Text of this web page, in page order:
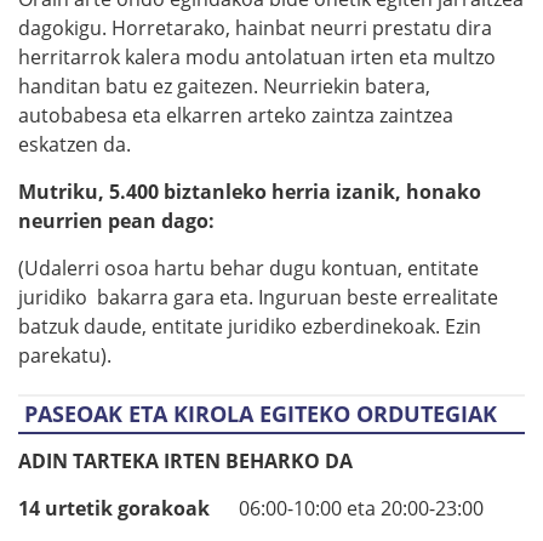
dagokigu. Horretarako, hainbat neurri prestatu dira
herritarrok kalera modu antolatuan irten eta multzo
handitan batu ez gaitezen. Neurriekin batera,
autobabesa eta elkarren arteko zaintza zaintzea
eskatzen da.
Mutriku, 5.400 biztanleko herria izanik, honako
neurrien pean dago:
(Udalerri osoa hartu behar dugu kontuan, entitate
juridiko bakarra gara eta. Inguruan beste errealitate
batzuk daude, entitate juridiko ezberdinekoak. Ezin
parekatu).
PASEOAK ETA KIROLA EGITEKO ORDUTEGIAK
ADIN TARTEKA IRTEN BEHARKO DA
14 urtetik gorakoak 06:00-10:00 eta 20:00-23:00